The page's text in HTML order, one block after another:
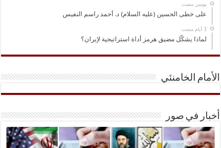
‏يومين مضت
على خطى الحسين (عليه السلام) د. أحمد راسم النفيس
لماذا يشكّل مضيق هرمز أداة استراتيجية لإيران؟
الأمام الخامنئي
أخبار في صور